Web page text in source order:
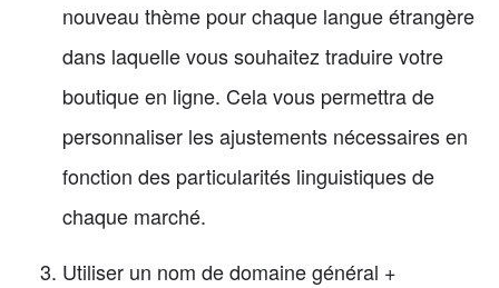
nouveau thème pour chaque langue étrangère
dans laquelle vous souhaitez traduire votre
boutique en ligne. Cela vous permettra de
personnaliser les ajustements nécessaires en
fonction des particularités linguistiques de
chaque marché.
Utiliser un nom de domaine général +